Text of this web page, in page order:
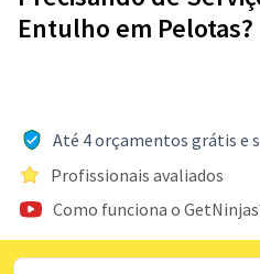
Entulho em Pelotas?
Até 4 orçamentos grátis e
Profissionais avaliados
Como funciona o